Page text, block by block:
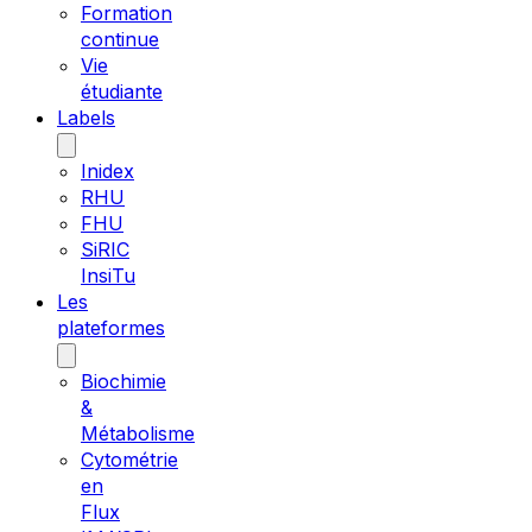
Formation
continue
Vie
étudiante
Labels
Inidex
RHU
FHU
SiRIC
InsiTu
Les
plateformes
Biochimie
&
Métabolisme
Cytométrie
en
Flux